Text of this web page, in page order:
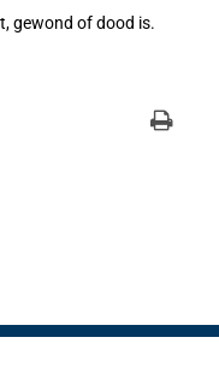
gewond of dood is.